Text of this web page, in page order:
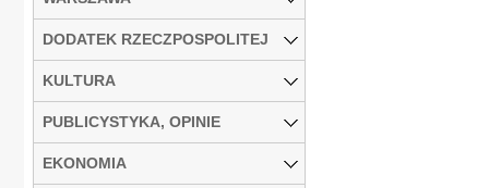
DODATEK RZECZPOSPOLITEJ
KULTURA
PUBLICYSTYKA, OPINIE
EKONOMIA